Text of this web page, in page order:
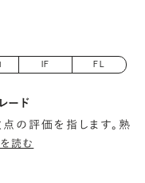
IF FL
ード
の評価を指します。熟
読む